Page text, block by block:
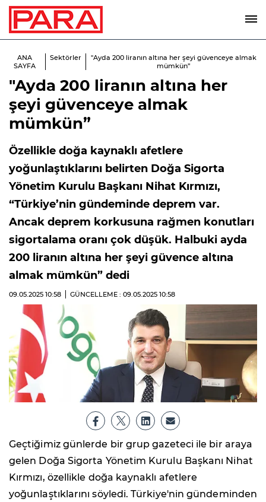
ANA
SAYFA
Sektörler
"Ayda 200 liranın altına her şeyi güvenceye almak
mümkün”
"Ayda 200 liranın altına her
şeyi güvenceye almak
mümkün”
Özellikle doğa kaynaklı afetlere
yoğunlaştıklarını belirten Doğa Sigorta
Yönetim Kurulu Başkanı Nihat Kırmızı,
“Türkiye’nin gündeminde deprem var.
Ancak deprem korkusuna rağmen konutları
sigortalama oranı çok düşük. Halbuki ayda
200 liranın altına her şeyi güvence altına
almak mümkün” dedi
09.05.2025 10:58 GÜNCELLEME : 09.05.2025 10:58
Geçtiğimiz günlerde bir grup gazeteci ile bir araya
gelen Doğa Sigorta Yönetim Kurulu Başkanı Nihat
Kırmızı, özellikle doğa kaynaklı afetlere
yoğunlaştıklarını söyledi. Türkiye'nin gündeminden